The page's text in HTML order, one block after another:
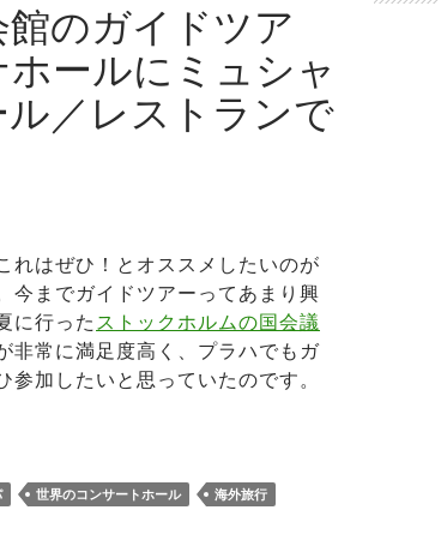
のガイドツア
ールにミュシャ
／レストランで
れはぜひ！とオススメしたいのが
今までガイドツアーってあまり興
に行ったストックホルムの国会議
非常に満足度高く、プラハでもガ
加したいと思っていたのです。
ガイドツアー！スメタナホールにミュシャ作の
世界のコンサートホール 海外旅行